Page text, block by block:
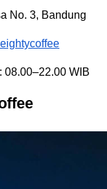
No. 3, Bandung
: 08.00–22.00 WIB